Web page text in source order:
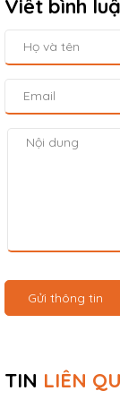
Viết bình
Gửi thông tin
TIN LIÊN